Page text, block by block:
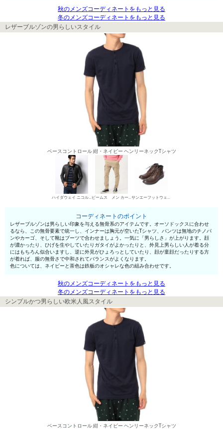
秋のメンズコーディネートをもっと見る
冬のメンズコーディネートをもっと見る
レザーブルゾンの男らしいスタイル
ベースコントロール 紺・ネイビー ヘンリーネックTシャツ
ハイダウェイ ニコル レザーブルゾン ビームス メン カーゴパンツ サンエーフットウェア ワークブーツ
コーディネートのポイント
レザーブルゾンは男らしい印象を与える無骨系のアイテムです。オーソドックスに合わせ
るなら、この無骨要素で統一し、インナーは胸元が空いたTシャツ、パンツは無地のチノパ
ンやカーゴ、そして靴はブーツで合わせましょう。一気に「男らしさ」が上がります。顔
が濃かったり、ひげを生やしていたりガタイがよかったりと、外見上男らしい人が着る分
にはもちろん似合いますし、逆に外見がひょろっとしていたり、顔が童顔だったりする方
が着れば、服の無骨さで中和されてバランスがよくなります。
色については、ネイビーと茶色は鉄板のオシャレな色の組み合わせです。
秋のメンズコーディネートをもっと見る
冬のメンズコーディネートをもっと見る
シンプルかつ男らしい欧米人風スタイル
ベースコントロール 紺・ネイビー ヘンリーネックTシャツ